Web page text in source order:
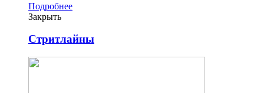
Подробнее
Закрыть
Стритлайны